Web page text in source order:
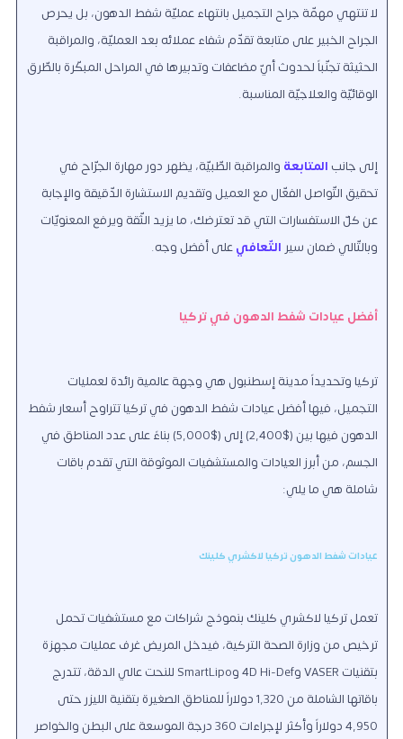
لا تنتهي مهمّة جراح التجميل بانتهاء عمليّة شفط الدهون، بل يحرص
الجراح الخبير على متابعة تقدّم شفاء عملائه بعد العمليّة، والمراقبة
الحثيثة تجنّباً لحدوث أيّ مضاعفات وتدبيرها في المراحل المبكّرة بالطّرق
الوقائيّة والعلاجيّة المناسبة.
إلى جانب المتابعة والمراقبة الطّبيّة، يظهر دور مهارة الجرّاح في
تحقيق التّواصل الفعّال مع العميل وتقديم الاستشارة الدّقيقة والإجابة
عن كلّ الاستفسارات التي قد تعترضك، ما يزيد الثّقة ويرفع المعنويّات
وبالتّالي ضمان سير التّعافيعلى أفضل وجه.
أفضل عيادات شفط الدهون في تركيا
تركيا وتحديداً مدينة إسطنبول هي وجهة عالمية رائدة لعمليات
التجميل، فيها أفضل عيادات شفط الدهون في تركيا تتراوح أسعار شفط
الدهون فيها بين ($2,400) إلى ($5,000) بناءً على عدد المناطق في
الجسم، من أبرز العيادات والمستشفيات الموثوقة التي تقدم باقات
شاملة هي ما يلي:
عيادات شفط الدهون تركيا لاكشري كلينك
تعمل تركيا لاكشري كلينك بنموذج شراكات مع مستشفيات تحمل
ترخيص من وزارة الصحة التركية، فيدخل المريض غرف عمليات مجهزة
بتقنيات VASER و4D Hi-Def وSmartLipo للنحت عالي الدقة، تتدرج
باقاتها الشاملة من 1,320 دولاراً للمناطق الصغيرة بتقنية الليزر حتى
4,950 دولاراً وأكثر لإجراءات 360 درجة الموسعة على البطن والخواصر